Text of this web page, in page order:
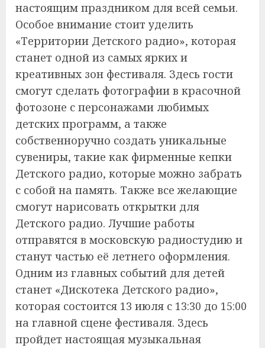
настоящим праздником для всей семьи.
Особое внимание стоит уделить
«Территории Детского радио», которая
станет одной из самых ярких и
креативных зон фестиваля. Здесь гости
смогут сделать фотографии в красочной
фотозоне с персонажами любимых
детских программ, а также
собственноручно создать уникальные
сувениры, такие как фирменные кепки
Детского радио, которые можно забрать
с собой на память. Также все желающие
смогут нарисовать открытки для
Детского радио. Лучшие работы
отправятся в московскую радиостудию и
станут частью её летнего оформления.
Одним из главных событий для детей
станет «Дискотека Детского радио»,
которая состоится 13 июля с 13:30 до 15:00
на главной сцене фестиваля. Здесь
пройдет настоящая музыкальная